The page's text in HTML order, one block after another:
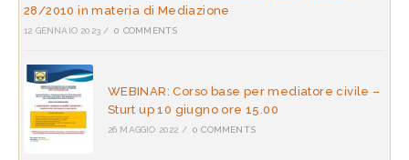
28/2010 in materia di Mediazione
12 GENNAIO 2023 / 0 COMMENTS
WEBINAR: Corso base per mediatore civile –
Sturt up 10 giugno ore 15.00
26 MAGGIO 2022 / 0 COMMENTS